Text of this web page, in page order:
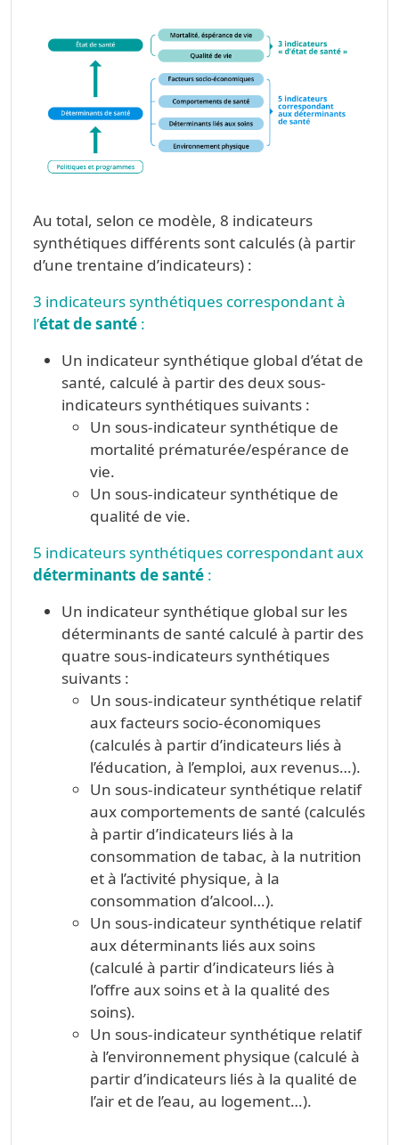
Au total, selon ce modèle, 8 indicateurs
synthétiques différents sont calculés (à partir
d’une trentaine d’indicateurs) :
3 indicateurs synthétiques correspondant à
l’état de santé :
Un indicateur synthétique global d’état de
santé, calculé à partir des deux sous-
indicateurs synthétiques suivants :
Un sous-indicateur synthétique de
mortalité prématurée/espérance de
vie.
Un sous-indicateur synthétique de
qualité de vie.
5 indicateurs synthétiques correspondant aux
déterminants de santé :
Un indicateur synthétique global sur les
déterminants de santé calculé à partir des
quatre sous-indicateurs synthétiques
suivants :
Un sous-indicateur synthétique relatif
aux facteurs socio-économiques
(calculés à partir d’indicateurs liés à
l’éducation, à l’emploi, aux revenus…).
Un sous-indicateur synthétique relatif
aux comportements de santé (calculés
à partir d’indicateurs liés à la
consommation de tabac, à la nutrition
et à l’activité physique, à la
consommation d’alcool…).
Un sous-indicateur synthétique relatif
aux déterminants liés aux soins
(calculé à partir d’indicateurs liés à
l’offre aux soins et à la qualité des
soins).
Un sous-indicateur synthétique relatif
à l’environnement physique (calculé à
partir d’indicateurs liés à la qualité de
l’air et de l’eau, au logement…).